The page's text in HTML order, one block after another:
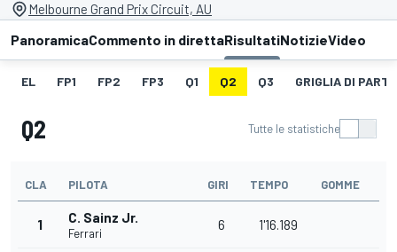
Melbourne Grand Prix Circuit, AU
PanoramicaCommento in direttaRisultatiNotizieVideo
EL FP1 FP2 FP3 Q1 Q2 Q3 GRIGLIA DI
Q2 Tutte le statistiche
CLA PILOTA GIRI TEMPO GOMME
1 C. Sainz Jr.
Ferrari
6 1'16.189